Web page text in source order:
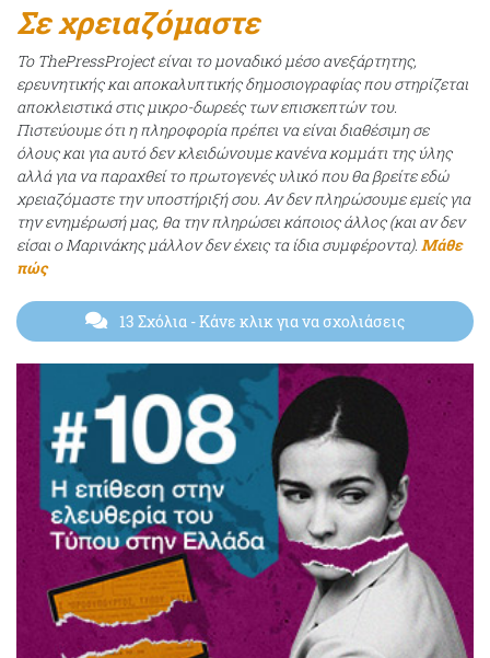
Σε χρειαζόμαστε
Το ThePressProject είναι το μοναδικό μέσο ανεξάρτητης,
ερευνητικής και αποκαλυπτικής δημοσιογραφίας που στηρίζεται
αποκλειστικά στις μικρο-δωρεές των επισκεπτών του.
Πιστεύουμε ότι η πληροφορία πρέπει να είναι διαθέσιμη σε
όλους και για αυτό δεν κλειδώνουμε κανένα κομμάτι της ύλης
αλλά για να παραχθεί το πρωτογενές υλικό που θα βρείτε εδώ
χρειαζόμαστε την υποστήριξή σου. Αν δεν πληρώσουμε εμείς για
την ενημέρωσή μας, θα την πληρώσει κάποιος άλλος (και αν δεν
είσαι ο Μαρινάκης μάλλον δεν έχεις τα ίδια συμφέροντα). Μάθε
πώς
13 Σχόλια - Κάνε κλικ για να σχολιάσεις